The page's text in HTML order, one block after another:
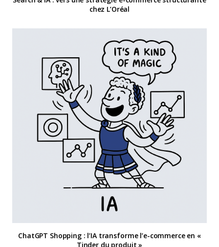
chez L’Oréal
ChatGPT Shopping : l’IA transforme l’e-commerce en «
Tinder du produit »